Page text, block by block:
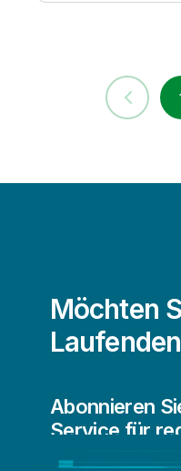
Möchten
Abonnieren
Service für